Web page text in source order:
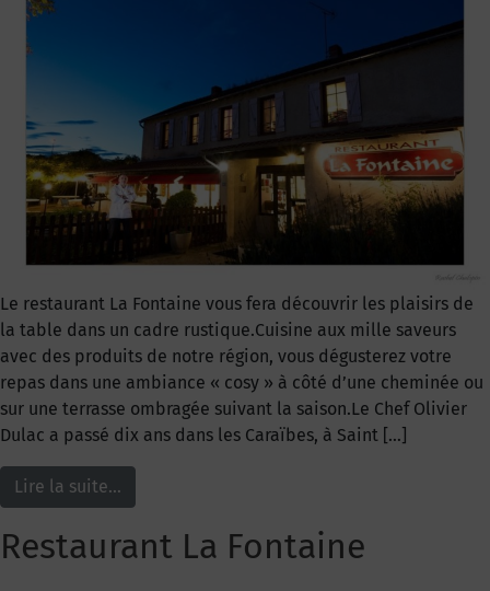
Le restaurant La Fontaine vous fera découvrir les plaisirs de
la table dans un cadre rustique.Cuisine aux mille saveurs
avec des produits de notre région, vous dégusterez votre
repas dans une ambiance « cosy » à côté d’une cheminée ou
sur une terrasse ombragée suivant la saison.Le Chef Olivier
Dulac a passé dix ans dans les Caraïbes, à Saint […]
Lire la suite…
Restaurant La Fontaine